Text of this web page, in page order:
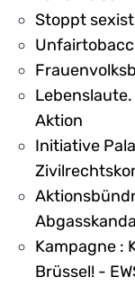
Stoppt
Aktion
Initiative
Kampagne :
Brüssel! -